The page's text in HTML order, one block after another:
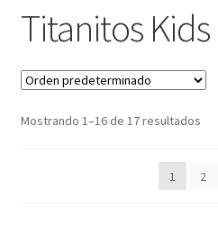
Tienda
Catálogo Empresas
Redes Sociales
Titanitos Kids
Mostrando 1–16 de 17 resultados
1 2